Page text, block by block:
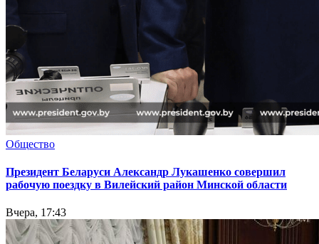
Общество
Президент Беларуси Александр Лукашенко совершил
рабочую поездку в Вилейский район Минской области
Вчера, 17:43